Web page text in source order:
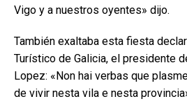
Vigo y a nuestros oyentes» dijo.
También exaltaba esta fiesta
Turístico de Galicia, el presidente
Lopez: «Non hai verbas que
de vivir nesta vila e nesta